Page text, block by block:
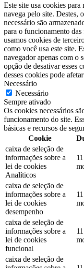
Este site usa cookies
navega pelo site. Destes,
necessário são
para o funcionamento
usamos cookies de
como você usa este site.
navegador apenas com o
opção de desativar esses
desses cookies pode
Necessário
Necessário
Sempre ativado
Os cookies necessários
funcionamento do site.
básicas e recursos de
Cookie
caixa de seleção de
informações sobre a
lei de cookies
Analíticos
11
caixa de seleção de
informações sobre a
lei de cookies
desempenho
11
caixa de seleção de
informações sobre a
lei de cookies
funcional
11
caixa de seleção de